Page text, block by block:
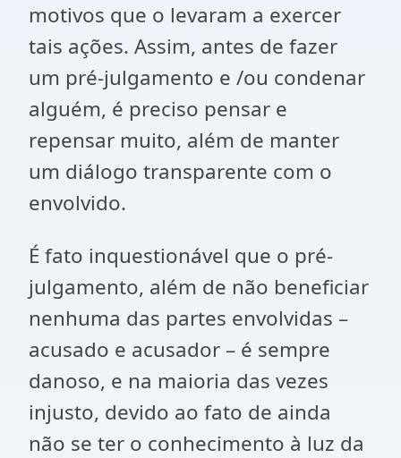
motivos que o levaram a exercer
tais ações. Assim, antes de fazer
um pré-julgamento e /ou condenar
alguém, é preciso pensar e
repensar muito, além de manter
um diálogo transparente com o
envolvido.
É fato inquestionável que o pré-
julgamento, além de não beneficiar
nenhuma das partes envolvidas –
acusado e acusador – é sempre
danoso, e na maioria das vezes
injusto, devido ao fato de ainda
não se ter o conhecimento à luz da